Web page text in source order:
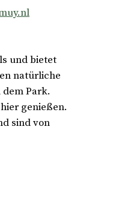
und bietet
natürliche
Park.
genießen.
sind von